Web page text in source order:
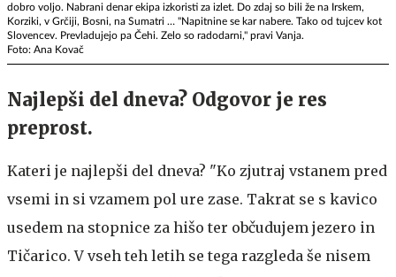
dobro voljo. Nabrani denar ekipa izkoristi za izlet. Do zdaj so bili že na Irskem,
Korziki, v Grčiji, Bosni, na Sumatri … "Napitnine se kar nabere. Tako od tujcev kot
Slovencev. Prevladujejo pa Čehi. Zelo so radodarni," pravi Vanja.
Foto: Ana Kovač
Najlepši del dneva? Odgovor je res
preprost.
Kateri je najlepši del dneva? "Ko zjutraj vstanem pred
vsemi in si vzamem pol ure zase. Takrat se s kavico
usedem na stopnice za hišo ter občudujem jezero in
Tičarico. V vseh teh letih se tega razgleda še nisem